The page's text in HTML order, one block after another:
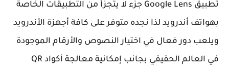
تطبيق Google Lens جزء لا يتجزأ من التطبيقات الخاصة
بهواتف أندرويد لذا نجده متوفر على كافة أجهزة الأندرويد
ويلعب دور فعال في اختيار النصوص والأرقام الموجودة
في العالم الحقيقي بجانب إمكانية معالجة أكواد QR